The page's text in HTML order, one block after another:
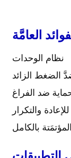
العامَّة
نظام الوحدات
الضغط الزائد
ضد الفراغ
والتكرار
بالكامل